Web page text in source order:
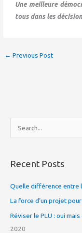
Une meilleure
tous dans les
← Previous Post
r
c
Recent Posts
Quelle différence entre
La force d’un projet pour
Réviser le PLU : oui
2020